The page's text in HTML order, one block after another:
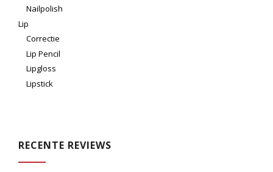
Nailpolish
Lip
Correctie
Lip Pencil
Lipgloss
Lipstick
RECENTE REVIEWS